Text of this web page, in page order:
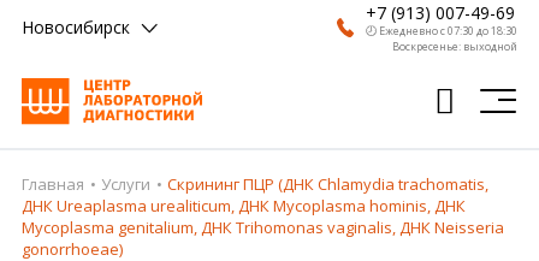
Новосибирск
+7 (913) 007-49-69
🕗 Ежедневно с 07:30 до 18:30
Воскресенье: выходной
Главная
Анализы
Главная Услуги
Cкрининг ПЦР (ДНК Chlamydia trachomatis,
ДНК Ureaplasma urealiticum, ДНК Mycoplasma hominis, ДНК
Mycoplasma genitalium, ДНК Trihomonas vaginalis, ДНК Neisseria
gonorrhoeae)